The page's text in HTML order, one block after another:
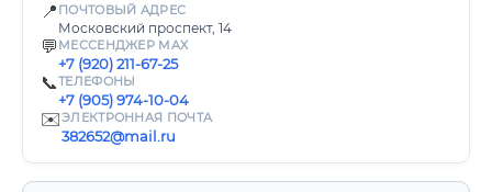
📍 ПОЧТОВЫЙ АДРЕС
Московский проспект, 14
💬 МЕССЕНДЖЕР MAX
+7 (920) 211-67-25
📞ТЕЛЕФОНЫ
+7 (905) 974-10-04
✉️ЭЛЕКТРОННАЯ ПОЧТА
382652@mail.ru